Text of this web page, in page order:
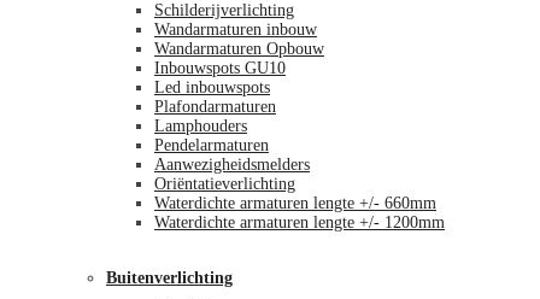
Schilderijverlichting
Wandarmaturen inbouw
Wandarmaturen Opbouw
Inbouwspots GU10
Led inbouwspots
Plafondarmaturen
Lamphouders
Pendelarmaturen
Aanwezigheidsmelders
Oriëntatieverlichting
Waterdichte armaturen lengte +/- 660mm
Waterdichte armaturen lengte +/- 1200mm
Buitenverlichting